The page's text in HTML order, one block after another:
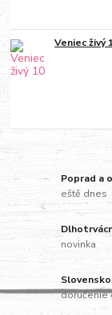
Veniec živý
Poprad a
eště dnes
novinka
Slovensko
doručenie